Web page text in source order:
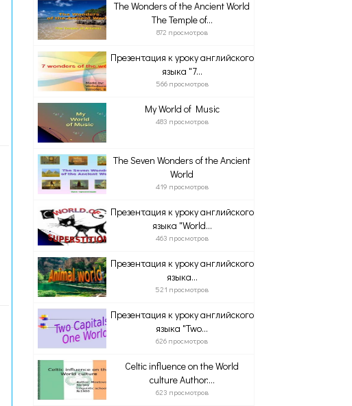
The Wonders of the Ancient World
The Temple of...
872 просмотров
Презентация к уроку английского
языка "7...
566 просмотров
My World of Music
483 просмотров
The Seven Wonders of the Ancient
World
419 просмотров
Презентация к уроку английского
языка "World...
463 просмотров
Презентация к уроку английского
языка...
521 просмотров
Презентация к уроку английского
языка "Two...
626 просмотров
Celtic influence on the World
culture Author:...
623 просмотров